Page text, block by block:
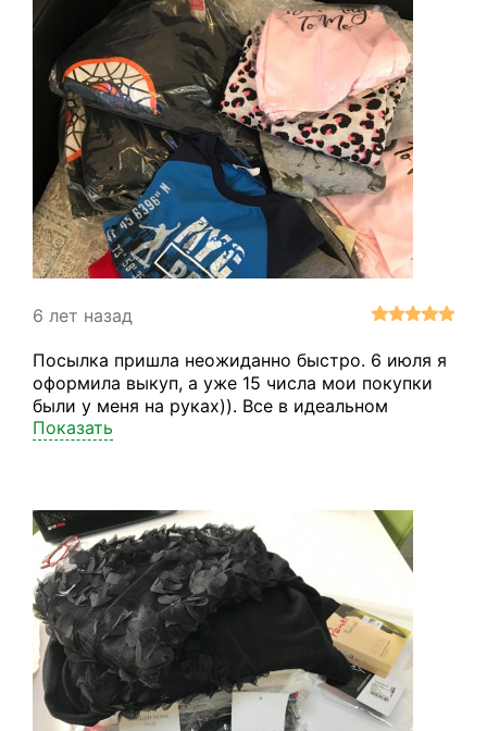
6 лет назад
Посылка пришла неожиданно быстро. 6 июля я
оформила выкуп, а уже 15 числа мои покупки
были у меня на руках)). Все в идеальном
состоянии, упаковано отлично. Специалисты
Показать